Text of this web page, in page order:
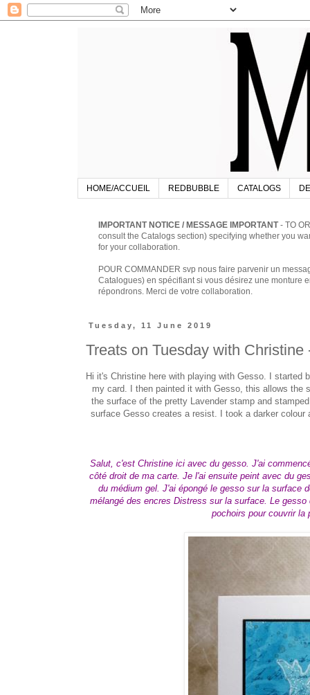
HOME/ACCUEIL REDBUBBLE CATALOGS
IMPORTANT NOTICE / MESSAGE IMPORTANT- TO
consult the Catalogs section) specifying whether you
for your collaboration.
POUR COMMANDER svp nous faire parvenir un
Catalogues) en spécifiant si vous désirez une monture
répondrons. Merci de votre collaboration.
Tuesday, 11 June 2019
Treats on Tuesday with
Hi it's Christine here with playing with Gesso. I started
my card. I then painted it with Gesso, this allows the
the surface of the pretty Lavender stamp and
surface Gesso creates a resist. I took a darker colour
Salut, c'est Christine ici avec du gesso. J'ai
côté droit de ma carte. Je l'ai ensuite peint avec du
du médium gel. J'ai épongé le gesso sur la surface
mélangé des encres Distress sur la surface. Le
pochoirs pour couvrir la